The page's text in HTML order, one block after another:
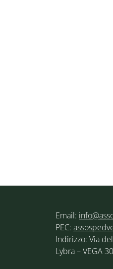
Email:
PEC:
Indirizzo: Via
Lybra – VEGA